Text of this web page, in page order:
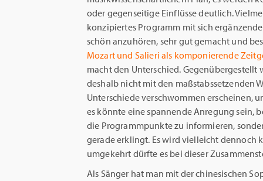
oder gegenseitige Einflüsse deutlich.
konzipiertes Programm mit sich
schön anzuhören, sehr gut gemacht und
Mozart und Salieri als komponierende
macht den Unterschied. Gegenübergestellt
deshalb nicht mit den maßstabssetzenden
Unterschiede verschwommen erscheinen,
es könnte eine spannende Anregung sein,
die Programmpunkte zu informieren,
gerade erklingt. Es wird vielleicht dennoch
umgekehrt dürfte es bei dieser
Als Sänger hat man mit der chinesischen